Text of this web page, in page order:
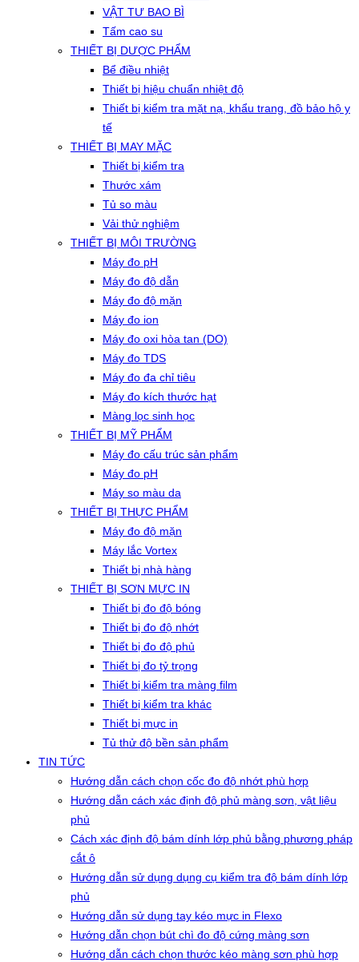
VẬT TƯ BAO BÌ
Tấm cao su
THIẾT BỊ DƯỢC PHẨM
Bể điều nhiệt
Thiết bị hiệu chuẩn nhiệt độ
Thiết bị kiểm tra mặt nạ, khẩu trang, đồ bảo hộ y
tế
THIẾT BỊ MAY MẶC
Thiết bị kiểm tra
Thước xám
Tủ so màu
Vải thử nghiệm
THIẾT BỊ MÔI TRƯỜNG
Máy đo pH
Máy đo độ dẫn
Máy đo độ mặn
Máy đo ion
Máy đo oxi hòa tan (DO)
Máy đo TDS
Máy đo đa chỉ tiêu
Máy đo kích thước hạt
Màng lọc sinh học
THIẾT BỊ MỸ PHẨM
Máy đo cấu trúc sản phẩm
Máy đo pH
Máy so màu da
THIẾT BỊ THỰC PHẨM
Máy đo độ mặn
Máy lắc Vortex
Thiết bị nhà hàng
THIẾT BỊ SƠN MỰC IN
Thiết bị đo độ bóng
Thiết bị đo độ nhớt
Thiết bị đo độ phủ
Thiết bị đo tỷ trọng
Thiết bị kiểm tra màng film
Thiết bị kiểm tra khác
Thiết bị mực in
Tủ thử độ bền sản phẩm
TIN TỨC
Hướng dẫn cách chọn cốc đo độ nhớt phù hợp
Hướng dẫn cách xác định độ phủ màng sơn, vật liệu
phủ
Cách xác định độ bám dính lớp phủ bằng phương pháp
cắt ô
Hướng dẫn sử dụng dụng cụ kiểm tra độ bám dính lớp
phủ
Hướng dẫn sử dụng tay kéo mực in Flexo
Hướng dẫn chọn bút chì đo độ cứng màng sơn
Hướng dẫn cách chọn thước kéo màng sơn phù hợp